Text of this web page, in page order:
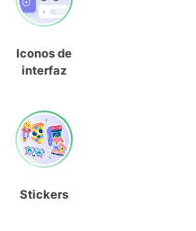
Iconos de
interfaz
Stickers